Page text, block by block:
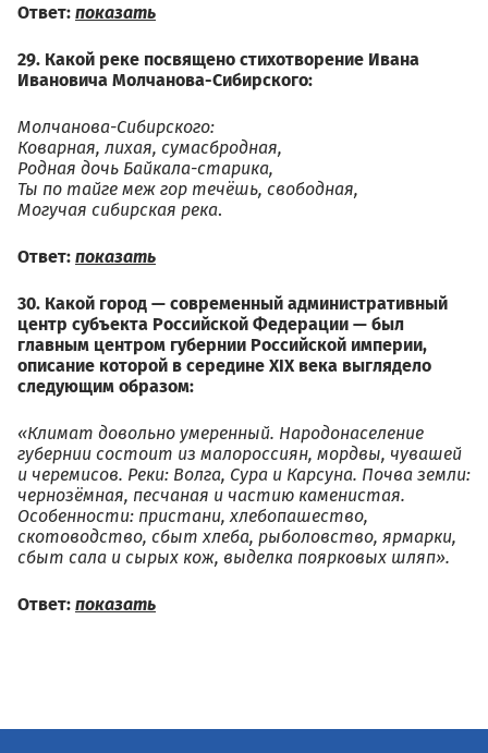
Ответ: показать
29. Какой реке посвящено стихотворение Ивана
Ивановича Молчанова-Сибирского:
Молчанова-Сибирского:
Коварная, лихая, сумасбродная,
Родная дочь Байкала-старика,
Ты по тайге меж гор течёшь, свободная,
Могучая сибирская река.
Ответ: показать
30. Какой город — современный административный
центр субъекта Российской Федерации — был
главным центром губернии Российской империи,
описание которой в середине XIX века выглядело
следующим образом:
«Климат довольно умеренный. Народонаселение
губернии состоит из малороссиян, мордвы, чувашей
и черемисов. Реки: Волга, Сура и Карсуна. Почва земли:
чернозёмная, песчаная и частию каменистая.
Особенности: пристани, хлебопашество,
скотоводство, сбыт хлеба, рыболовство, ярмарки,
сбыт сала и сырых кож, выделка поярковых шляп».
Ответ: показать